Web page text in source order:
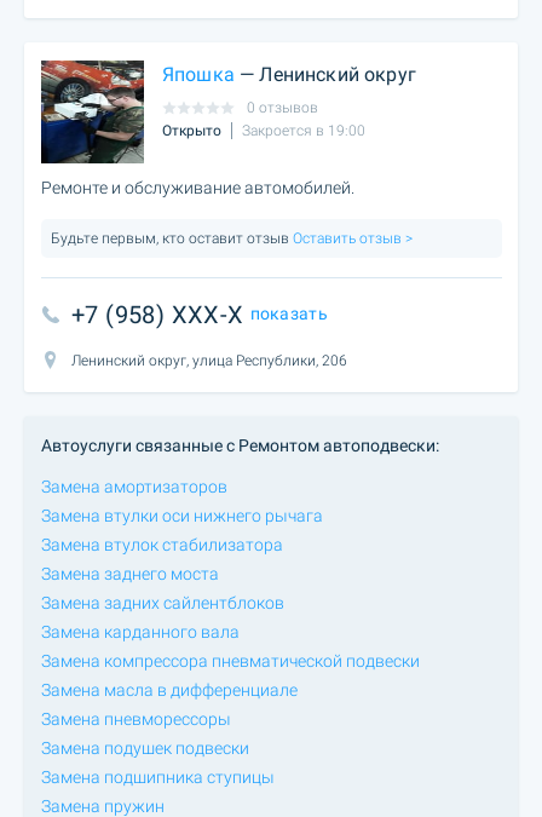
Япошка — Ленинский округ
0 отзывов
Открыто
Закроется в 19:00
Ремонте и обслуживание автомобилей.
Будьте первым, кто оставит отзыв Оставить отзыв >
+7 (958) XXX-X показать
Ленинский округ, улица Республики, 206
Автоуслуги связанные с Ремонтом автоподвески:
Замена амортизаторов
Замена втулки оси нижнего рычага
Замена втулок стабилизатора
Замена заднего моста
Замена задних сайлентблоков
Замена карданного вала
Замена компрессора пневматической подвески
Замена масла в дифференциале
Замена пневморессоры
Замена подушек подвески
Замена подшипника ступицы
Замена пружин